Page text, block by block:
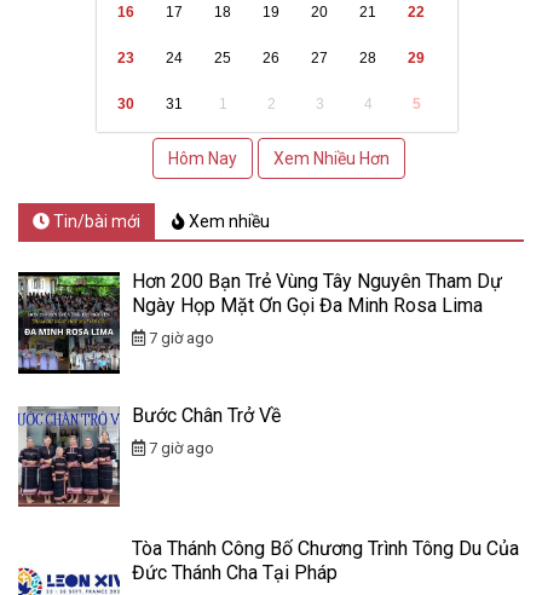
16 17 18 19 20 21 22
23 24 25 26 27 28 29
30 31 1 2 3 4 5
Hôm Nay Xem Nhiều Hơn
Tin/bài mới Xem nhiều
Hơn 200 Bạn Trẻ Vùng Tây Nguyên Tham Dự
Ngày Họp Mặt Ơn Gọi Đa Minh Rosa Lima
7 giờ ago
Bước Chân Trở Về
7 giờ ago
Tòa Thánh Công Bố Chương Trình Tông Du Của
Đức Thánh Cha Tại Pháp